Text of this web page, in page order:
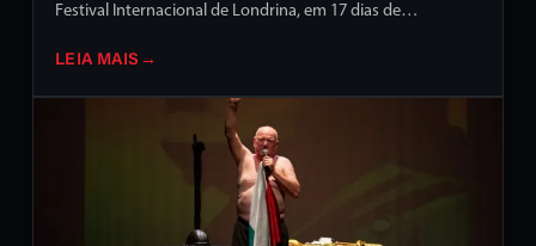
Festival Internacional de Londrina, em 17 dias de
LEIA MAIS →